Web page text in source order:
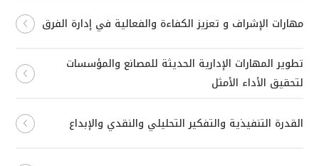
مهارات الإشراف و تعزيز الكفاءة والفعالية في إدارة الفرق
تطوير المهارات الإدارية الحديثة للمصانع والمؤسسات
لتحقيق الأداء الأمثل
القدرة التنفيذية والتفكير التحليلي والنقدي والإبداع